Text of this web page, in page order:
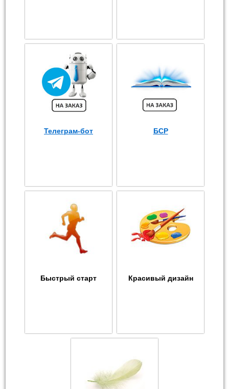
Телеграм-бот БСР
Быстрый старт Красивый дизайн